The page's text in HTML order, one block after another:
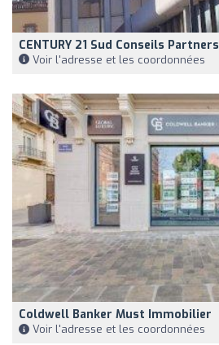
CENTURY 21 Sud Conseils Partners
Voir l'adresse et les coordonnées
Coldwell Banker Must Immobilier
Voir l'adresse et les coordonnées